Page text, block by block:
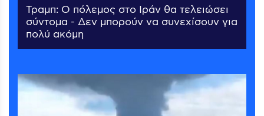
Τραμπ: Ο πόλεμος στο Ιράν θα τελειώσει
σύντομα - Δεν μπορούν να συνεχίσουν για
πολύ ακόμη